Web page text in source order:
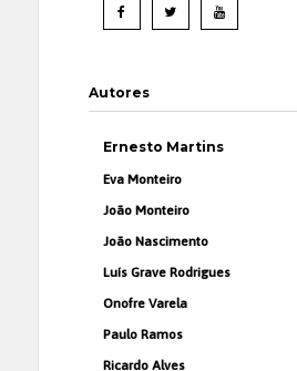
Autores
Ernesto Martins
Eva Monteiro
João Monteiro
João Nascimento
Luís Grave Rodrigues
Onofre Varela
Paulo Ramos
Ricardo Alves